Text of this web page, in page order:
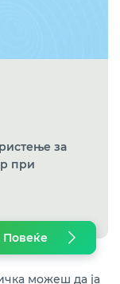
за
при
Повеќе
можеш да ја